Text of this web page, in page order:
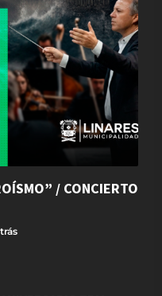
/ CONCIERTO